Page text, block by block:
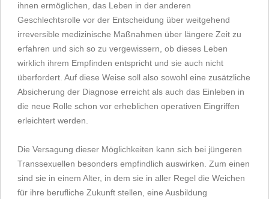
ihnen ermöglichen, das Leben in der anderen
Geschlechtsrolle vor der Entscheidung über weitgehend
irreversible medizinische Maßnahmen über längere Zeit zu
erfahren und sich so zu vergewissern, ob dieses Leben
wirklich ihrem Empfinden entspricht und sie auch nicht
überfordert. Auf diese Weise soll also sowohl eine zusätzliche
Absicherung der Diagnose erreicht als auch das Einleben in
die neue Rolle schon vor erheblichen operativen Eingriffen
erleichtert werden.
Die Versagung dieser Möglichkeiten kann sich bei jüngeren
Transsexuellen besonders empfindlich auswirken. Zum einen
sind sie in einem Alter, in dem sie in aller Regel die Weichen
für ihre berufliche Zukunft stellen, eine Ausbildung